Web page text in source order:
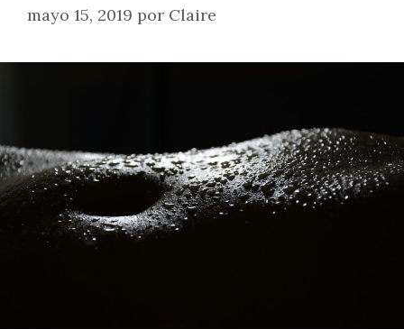
mayo 15, 2019 por Claire